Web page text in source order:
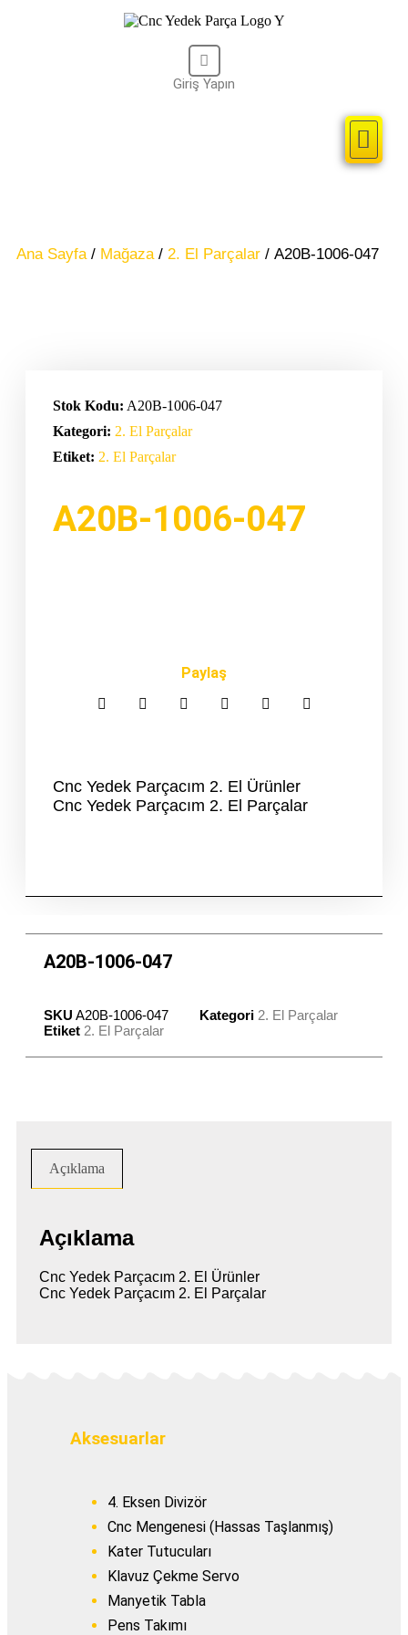
Giriş Yapın
Ana Sayfa/ Mağaza/ 2. El Parçalar / A20B-1006-047
Stok Kodu: A20B-1006-047
Kategori: 2. El Parçalar
Etiket: 2. El Parçalar
A20B-1006-047
Paylaş
Cnc Yedek Parçacım 2. El Ürünler
Cnc Yedek Parçacım 2. El Parçalar
A20B-1006-047
SKU A20B-1006-047 Kategori 2. El Parçalar
Etiket 2. El Parçalar
Açıklama
Açıklama
Cnc Yedek Parçacım 2. El Ürünler
Cnc Yedek Parçacım 2. El Parçalar
Aksesuarlar
4. Eksen Divizör
Cnc Mengenesi (Hassas Taşlanmış)
Kater Tutucuları
Klavuz Çekme Servo
Manyetik Tabla
Pens Takımı